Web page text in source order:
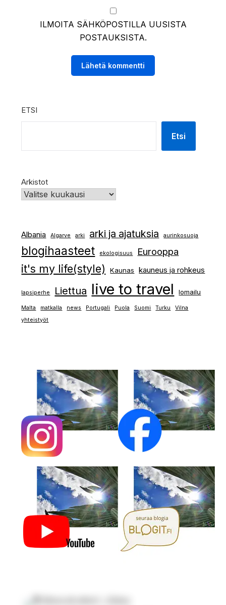
ILMOITA SÄHKÖPOSTILLA UUSISTA
POSTAUKSISTA.
ETSI
Etsi
Arkistot
Albania Algarve arki arki ja ajatuksia aurinkosuoja
blogihaasteet ekologisuus Eurooppa
it's my life(style) Kaunas kauneus ja rohkeus
lapsiperhe Liettua live to travel lomailu
Malta matkalla news Portugali Puola Suomi Turku
Vilna
yhteistyöt